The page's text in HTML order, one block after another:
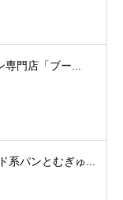
門店「ブー...
系パンとむぎゅ...